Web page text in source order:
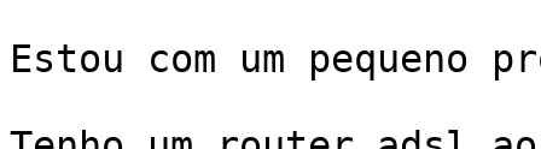
Estou com um pequeno